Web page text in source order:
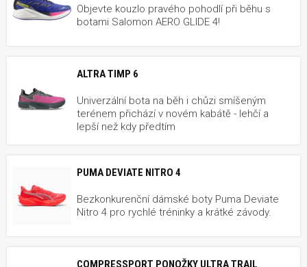
Objevte kouzlo pravého pohodlí při běhu s
botami Salomon AERO GLIDE 4!
ALTRA TIMP 6
Univerzální bota na běh i chůzi smíšeným
terénem přichází v novém kabátě - lehčí a
lepší než kdy předtím
PUMA DEVIATE NITRO 4
Bezkonkurenční dámské boty Puma Deviate
Nitro 4 pro rychlé tréninky a krátké závody.
COMPRESSPORT PONOŽKY ULTRA TRAIL